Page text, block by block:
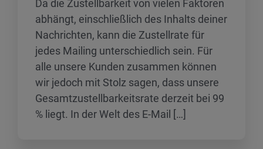
Da die Zustellbarkeit von vielen Faktoren
abhängt, einschließlich des Inhalts deiner
Nachrichten, kann die Zustellrate für
jedes Mailing unterschiedlich sein. Für
alle unsere Kunden zusammen können
wir jedoch mit Stolz sagen, dass unsere
Gesamtzustellbarkeitsrate derzeit bei 99
% liegt. In der Welt des E-Mail […]